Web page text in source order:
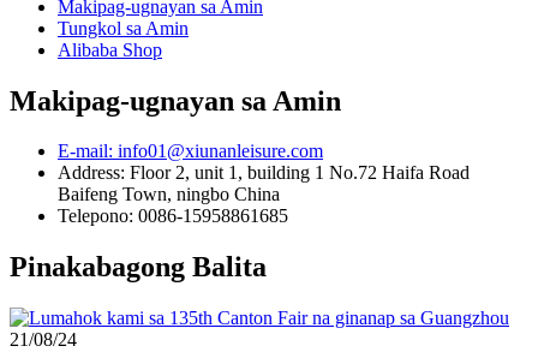
Makipag-ugnayan sa Amin
Tungkol sa Amin
Alibaba Shop
Makipag-ugnayan sa Amin
E-mail: info01@xiunanleisure.com
Address: Floor 2, unit 1, building 1 No.72 Haifa Road
Baifeng Town, ningbo China
Telepono: 0086-15958861685
Pinakabagong Balita
21/08/24